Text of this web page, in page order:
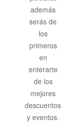
además
serás de
los
primeros
en
enterarte
de los
mejores
descuentos
y eventos.